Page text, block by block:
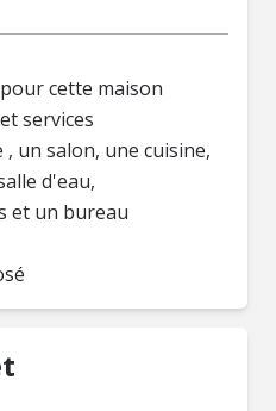
cette maison
services
, un salon, une cuisine,
d'eau,
et un bureau